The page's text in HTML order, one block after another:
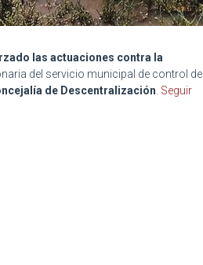
las actuaciones contra la
del servicio municipal de control de
de Descentralización Seguir